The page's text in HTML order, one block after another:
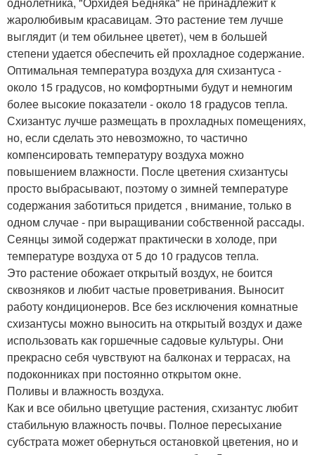
жаролюбивым красавицам. Это растение тем лучше
выглядит (и тем обильнее цветет), чем в большей
степени удается обеспечить ей прохладное содержание.
Оптимальная температура воздуха для схизантуса -
около 15 градусов, но комфортными будут и немногим
более высокие показатели - около 18 градусов тепла.
Схизантус лучше размещать в прохладных помещениях,
но, если сделать это невозможно, то частично
компенсировать температуру воздуха можно
повышением влажности. После цветения схизантусы
просто выбрасывают, поэтому о зимней температуре
содержания заботиться придется , внимание, только в
одном случае - при выращивании собственной рассады.
Сеянцы зимой содержат практически в холоде, при
температуре воздуха от 5 до 10 градусов тепла.
Это растение обожает открытый воздух, не боится
сквозняков и любит частые проветривания. Выносит
работу кондиционеров. Все без исключения комнатные
схизантусы можно выносить на открытый воздух и даже
использовать как горшечные садовые культуры. Они
прекрасно себя чувствуют на балконах и террасах, на
подоконниках при постоянно открытом окне.
Поливы и влажность воздуха.
Как и все обильно цветущие растения, схизантус любит
стабильную влажность почвы. Полное пересыхание
субстрата может обернуться остановкой цветения, но и